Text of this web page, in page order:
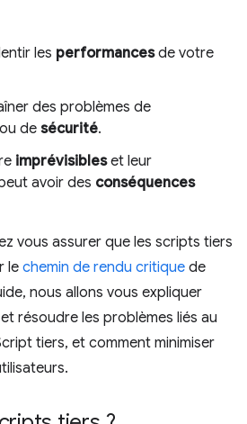
les performancesde votre
des problèmes de
ou de sécurité.
imprévisibleset leur
avoir des conséquences
vous assurer que les scripts tiers
lechemin de rendu critique de
nous allons vous expliquer
résoudre les problèmes liés au
tiers, et comment minimiser